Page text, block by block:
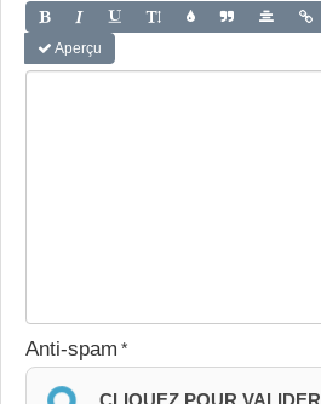
Aperçu
Anti-spam
CLIQUEZ POUR VALIDER